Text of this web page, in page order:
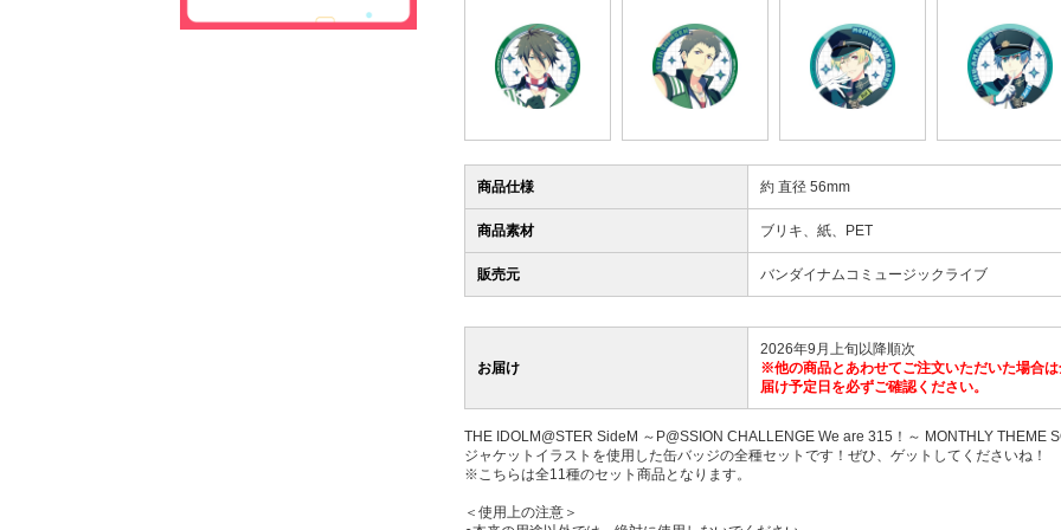
商品仕様 約 直径 56mm
商品素材 ブリキ、紙、PET
販売元 バンダイナムコミュージックライブ
お届け
2026年9月上旬以降順次
※他の商品とあわせてご注文いただいた場合
届け予定日を必ずご確認ください。
THE IDOLM@STER SideM ～P@SSION CHALLENGE We are 315！～ MONTHLY THEME
ジャケットイラストを使用した缶バッジの全種セットです！ぜひ、ゲットしてくださいね！
※こちらは全11種のセット商品となります。
＜使用上の注意＞